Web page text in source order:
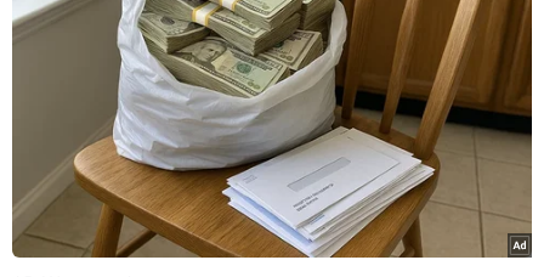
tắc truyền thống từ trước tới nay.
Chính phủ của Thủ tướng David Cameron luôn
bác bỏ việc đối thoại với Buenos Aires trong vấn
Ông Corbyn cho rằng người dân sinh sống trên
quần đảo này có rất nhiều điều muốn nói.